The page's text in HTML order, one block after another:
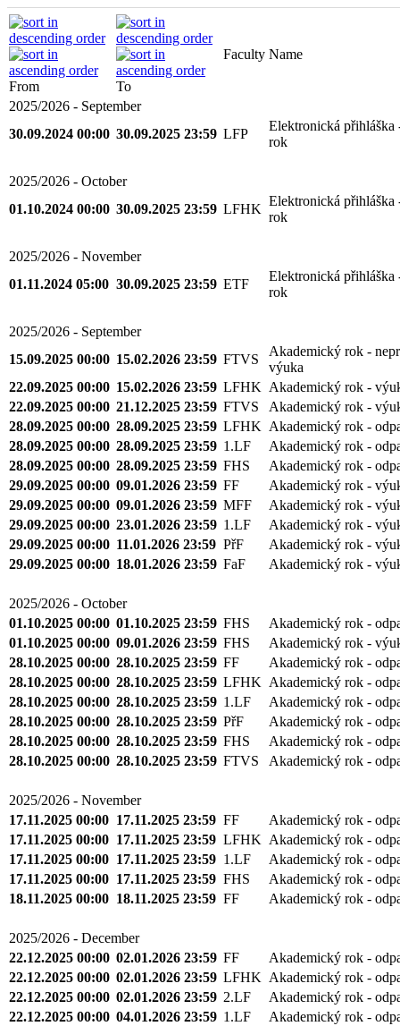
From To
Faculty Name
2025/2026 - September
30.09.2024 00:00 30.09.2025 23:59 LFP
Elektronická přihláška
rok
2025/2026 - October
01.10.2024 00:00 30.09.2025 23:59 LFHK
Elektronická přihláška
rok
2025/2026 - November
01.11.2024 05:00 30.09.2025 23:59 ETF
Elektronická přihláška
rok
2025/2026 - September
15.09.2025 00:00 15.02.2026 23:59 FTVS
Akademický rok -
výuka
22.09.2025 00:00 15.02.2026 23:59 LFHK Akademický rok -
22.09.2025 00:00 21.12.2025 23:59 FTVS
Akademický rok -
28.09.2025 00:00 28.09.2025 23:59 LFHK Akademický rok -
28.09.2025 00:00 28.09.2025 23:59 1.LF
Akademický rok -
28.09.2025 00:00 28.09.2025 23:59 FHS
Akademický rok -
29.09.2025 00:00 09.01.2026 23:59 FF
Akademický rok -
29.09.2025 00:00 09.01.2026 23:59 MFF
Akademický rok -
29.09.2025 00:00 23.01.2026 23:59 1.LF
Akademický rok -
29.09.2025 00:00 11.01.2026 23:59 PřF
Akademický rok -
29.09.2025 00:00 18.01.2026 23:59 FaF Akademický rok -
2025/2026 - October
01.10.2025 00:00 01.10.2025 23:59 FHS
Akademický rok -
01.10.2025 00:00 09.01.2026 23:59 FHS
Akademický rok -
28.10.2025 00:00 28.10.2025 23:59 FF
Akademický rok -
28.10.2025 00:00 28.10.2025 23:59 LFHK Akademický rok -
28.10.2025 00:00 28.10.2025 23:59 1.LF
Akademický rok -
28.10.2025 00:00 28.10.2025 23:59 PřF
Akademický rok -
28.10.2025 00:00 28.10.2025 23:59 FHS
Akademický rok -
28.10.2025 00:00 28.10.2025 23:59 FTVS Akademický rok -
2025/2026 - November
17.11.2025 00:00 17.11.2025 23:59 FF
Akademický rok -
17.11.2025 00:00 17.11.2025 23:59 LFHK Akademický rok -
17.11.2025 00:00 17.11.2025 23:59 1.LF
Akademický rok -
17.11.2025 00:00 17.11.2025 23:59 FHS
Akademický rok -
18.11.2025 00:00 18.11.2025 23:59 FF Akademický rok -
2025/2026 - December
22.12.2025 00:00 02.01.2026 23:59 FF
Akademický rok -
22.12.2025 00:00 02.01.2026 23:59 LFHK Akademický rok -
22.12.2025 00:00 02.01.2026 23:59 2.LF
Akademický rok -
22.12.2025 00:00 04.01.2026 23:59 1.LF
Akademický rok -